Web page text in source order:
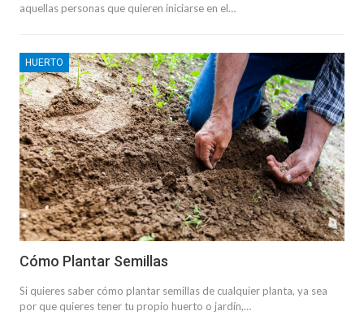
aquellas personas que quieren iniciarse en el…
HUERTO
Cómo Plantar Semillas
Si quieres saber cómo plantar semillas de cualquier planta, ya sea
por que quieres tener tu propio huerto o jardín,…